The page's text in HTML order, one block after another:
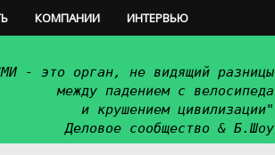
КОМПАНИИ ИНТЕРВЬЮ
- это орган, не видящий разницы
между падением с велосипеда
и крушением цивилизации"
Деловое сообщество & Б.Шоу